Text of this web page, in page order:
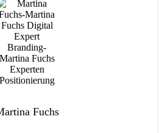
Fuchs